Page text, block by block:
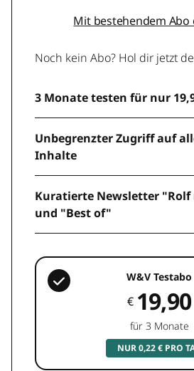
Mit bestehendem Abo
Noch kein Abo? Hol dir jetzt
3 Monate testen für nur
Unbegrenzter Zugriff auf
Inhalte
Kuratierte Newsletter
und "Best of"
W&V Testabo
€ 19,90
für 3 Monate
NUR 0,22 € PRO